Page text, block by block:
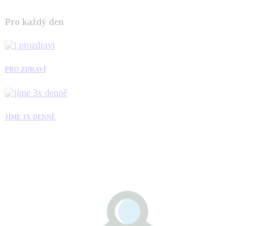
Pro každý den
PRO ZDRAVÍ
JÍME 3X DENNĚ